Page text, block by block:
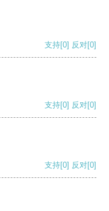
支持[0] 反对[0]
支持[0] 反对[0]
支持[0] 反对[0]